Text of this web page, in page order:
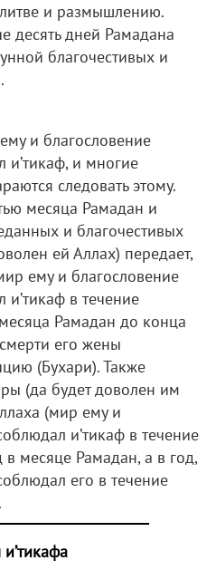
и размышлению.
десять дней Рамадана
благочестивых и
и благословение
и’тикаф, и многие
следовать этому.
месяца Рамадан и
и благочестивых
ей Аллах) передает,
ему и благословение
и’тикаф в течение
Рамадан до конца
его жены
(Бухари). Также
(да будет доволен им
(мир ему и
и’тикаф в течение
месяце Рамадан, а в год,
его в течение